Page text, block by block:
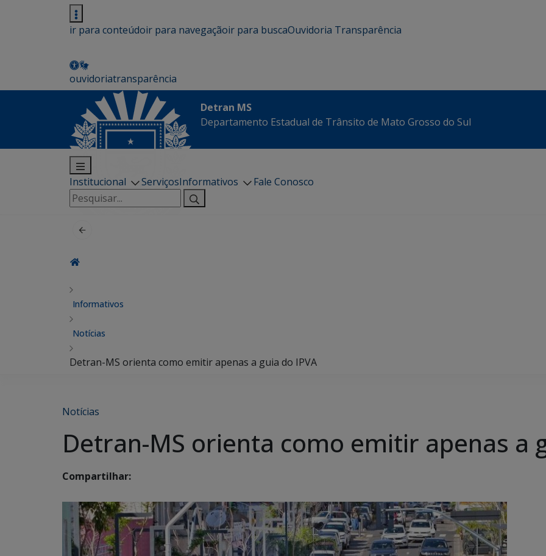
ir para conteúdoir para navegaçãoir para buscaOuvidoria Transparência
ouvidoriatransparência
Detran MS
Departamento Estadual de Trânsito de Mato Grosso do Sul
Institucional ServiçosInformativos
Fale Conosco
Pesquisar
por:
Informativos
Notícias
Detran-MS orienta como emitir apenas a guia do IPVA
Notícias
Detran-MS orienta como emitir apenas a
Compartilhar: